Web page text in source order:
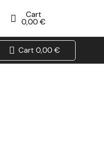
Cart
0,00€
Cart 0,00 €